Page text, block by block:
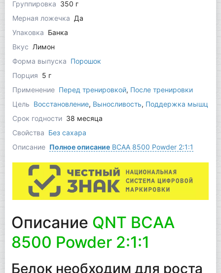
Группировка 350 г
Мерная ложечка Да
Упаковка Банка
Вкус Лимон
Форма выпуска Порошок
Порция 5 г
Применение Перед тренировкой, После тренировки
Цель Восстановление, Выносливость, Поддержка мышц
Срок годности 38 месяца
Свойства Без сахара
Описание Полное описаниеBCAA 8500 Powder 2:1:1
Описание QNT BCAA
8500 Powder 2:1:1
Белок необходим для роста